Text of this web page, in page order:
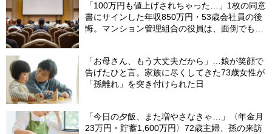
「100万円も値上げされちゃった…」1枚の同意
書にサインした年収850万円・53歳会社員の後
悔。マンション管理組合の役員は、面倒でも自
「お母さん、もう大丈夫だから」…娘が笑顔で
告げたひと言。家族に尽くしてきた73歳女性が
「孫離れ」を突き付けられた日
「今日の夕飯、また増やさなきゃ…」〈年金月
23万円・貯蓄1,600万円〉72歳主婦、孫の来訪